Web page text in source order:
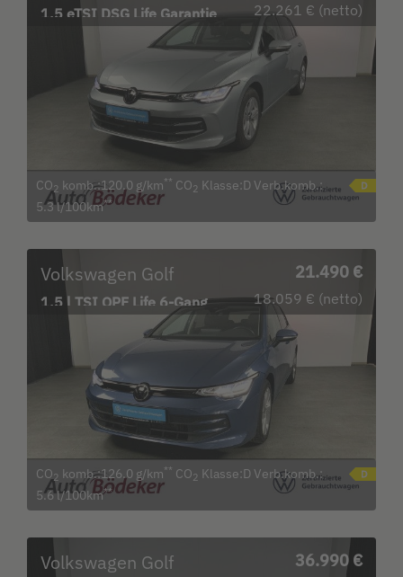
1.5 eTSI DSG Life Garantie
b.12.3.30 / Navi
22.261 € (netto)
CO2 komb.:120.0 g/km** CO2 Klasse:D Verb.komb.:
5.3 l/100km**
Volkswagen Golf
1.5 l TSI OPF Life 6-Gang
Bluetooth LED
21.490 €
18.059 € (netto)
CO2 komb.:126.0 g/km** CO2 Klasse:D Verb.komb.:
5.6 l/100km**
Volkswagen Golf 36.990 €